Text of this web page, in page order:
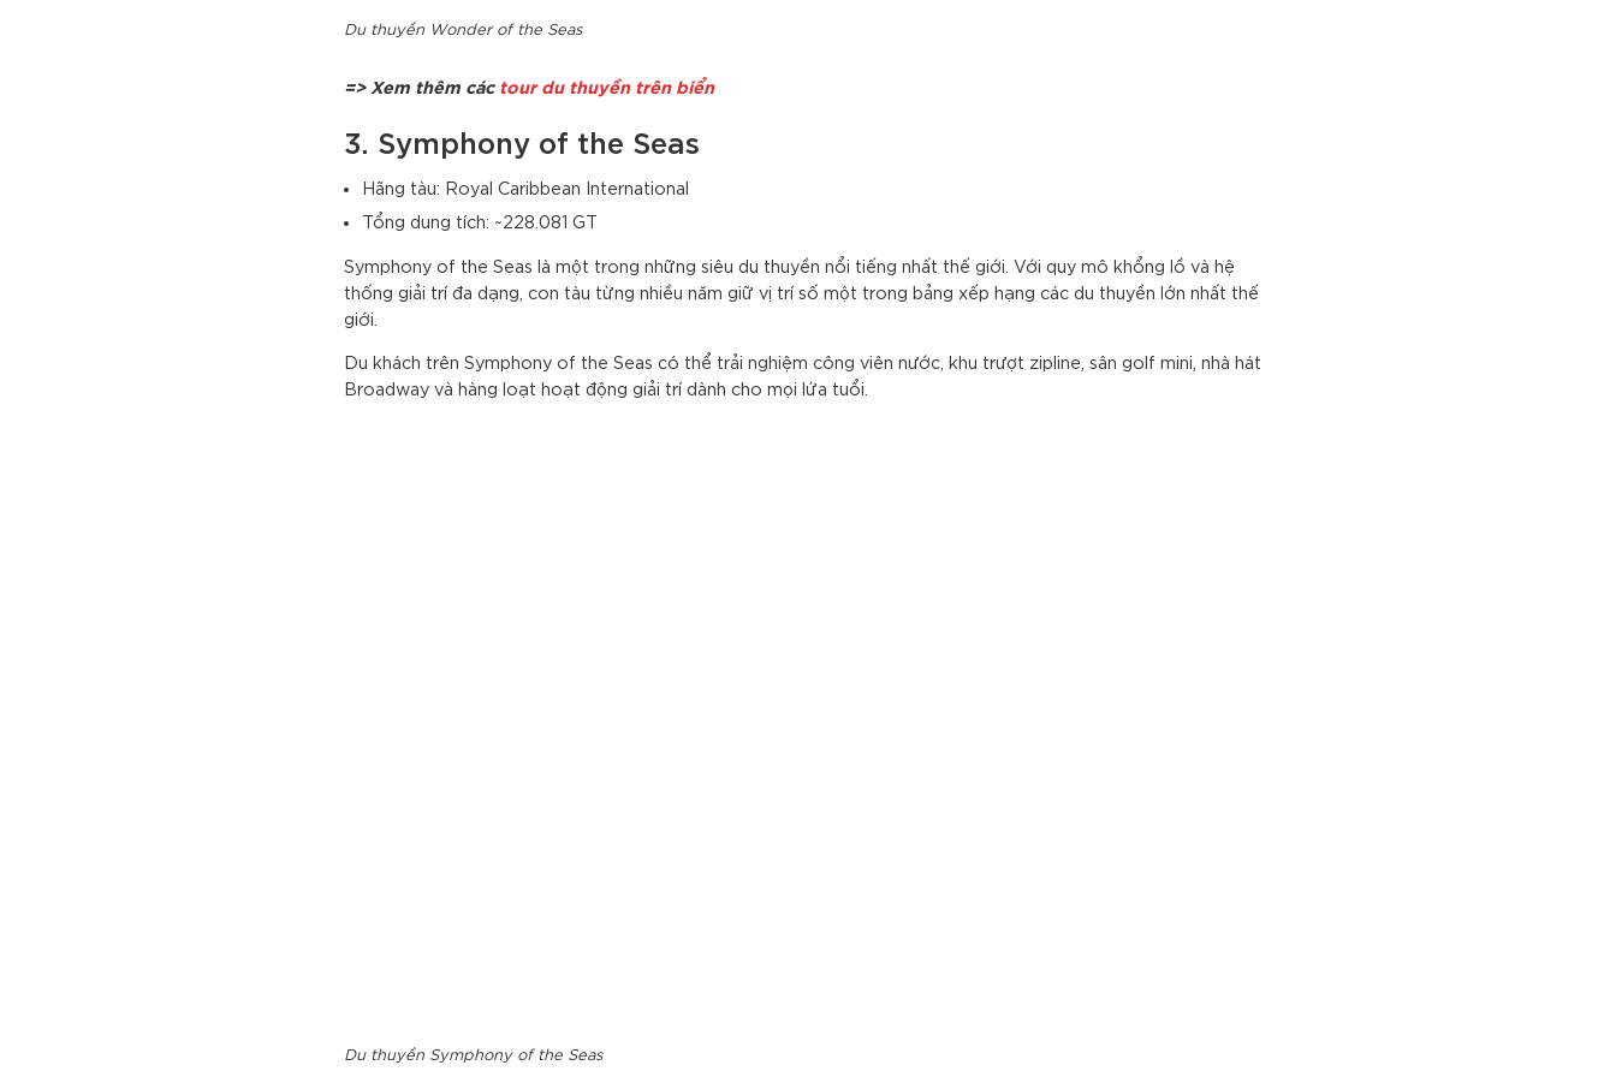
Du thuyền Wonder of the Seas
=> Xem thêm cáctour du thuyền trên biển
3. Symphony of the Seas
Hãng tàu: Royal Caribbean International
Tổng dung tích: ~228.081 GT
Symphony of the Seas là một trong những siêu du thuyền nổi tiếng nhất thế giới. Với quy mô khổng lồ và hệ
thống giải trí đa dạng, con tàu từng nhiều năm giữ vị trí số một trong bảng xếp hạng các du thuyền lớn nhất thế
giới.
Du khách trên Symphony of the Seas có thể trải nghiệm công viên nước, khu trượt zipline, sân golf mini, nhà hát
Broadway và hàng loạt hoạt động giải trí dành cho mọi lứa tuổi.
Du thuyền Symphony of the Seas